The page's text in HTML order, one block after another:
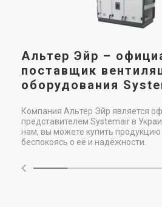
Альтер Эйр –
поставщик
оборудования
Компания Альтер Эйр является
представителем Systemair в
нам, вы можете купить продукцию
беспокоясь о её и надёжности.